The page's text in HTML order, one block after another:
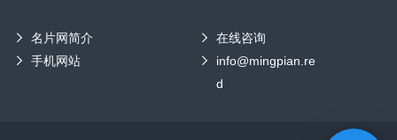
名片网简介
手机网站
在线咨询
info@mingpian.re
d